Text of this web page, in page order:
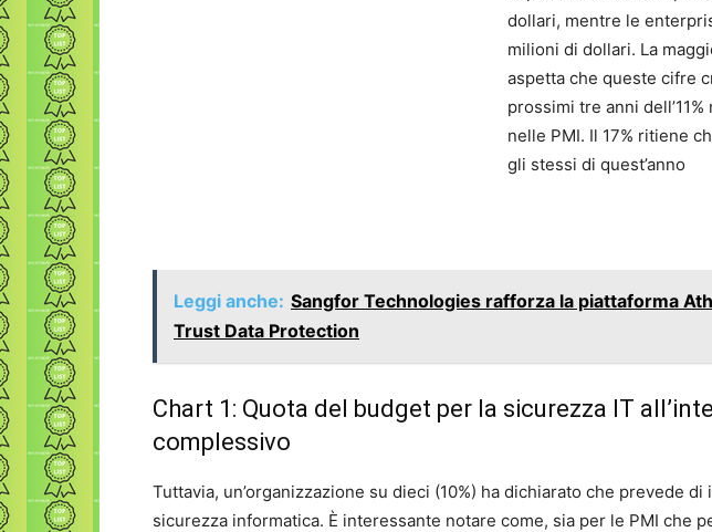
dollari, mentre le
milioni di dollari. La
aspetta che queste cifre
prossimi tre anni
nelle PMI. Il 17% ritiene
gli stessi di quest’anno
Leggi anche: Sangfor Technologies rafforza la piattaforma
Trust Data Protection
Chart 1: Quota del budget per la sicurezza IT
complessivo
Tuttavia, un’organizzazione su dieci (10%) ha dichiarato che prevede
sicurezza informatica. È interessante notare come, sia per le PMI che